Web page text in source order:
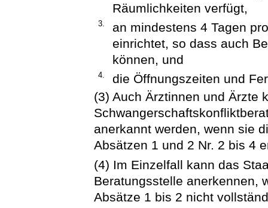
Räumlichkeiten verfügt,
3.
an mindestens 4 Tagen
einrichtet, so dass auch
können, und
4.
die Öffnungszeiten und
(3) Auch Ärztinnen und Ärzte
anerkannt werden, wenn sie
Absätzen 1 und 2 Nr. 2 bis 4
(4) Im Einzelfall kann das
Beratungsstelle anerkennen,
Absätze 1 bis 2 nicht